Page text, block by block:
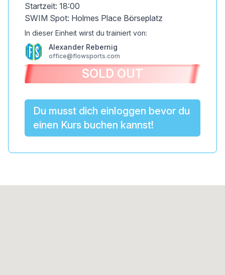
Startzeit: 18:00
SWIM Spot: Holmes Place Börseplatz
In dieser Einheit wirst du trainiert von:
Alexander Rebernig
office@flowsports.com
SOLD OUT
Du musst dich einloggen bevor du
einen Kurs buchen kannst!